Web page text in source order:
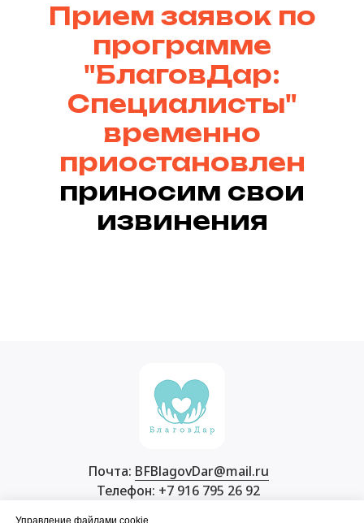
Прием заявок по
программе
"БлаговДар:
Специалисты"
временно
приостановлен
приносим свои
извинения
Почта: BFBlagovDar@mail.ru
Телефон: +7 916 795 26 92